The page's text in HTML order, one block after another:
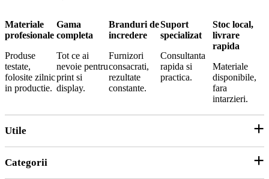
Materiale
profesionale
Produse
testate,
folosite zilnic
in productie.
Gama
completa
Tot ce ai
nevoie pentru
print si
display.
Branduri de
incredere
Furnizori
consacrati,
rezultate
constante.
Suport
specializat
Consultanta
rapida si
practica.
Stoc local,
livrare
rapida
Materiale
disponibile,
fara
intarzieri.
Utile
Parteneri
Categorii